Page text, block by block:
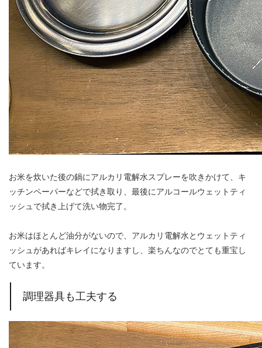
お米を炊いた後の鍋にアルカリ電解水スプレーを吹きかけて、キ
ッチンペーパーなどで拭き取り、最後にアルコールウェットティ
ッシュで拭き上げて洗い物完了。
お米はほとんど油分がないので、アルカリ電解水とウェットティ
ッシュがあればキレイになりますし、楽ちんなのでとても重宝し
ています。
調理器具も工夫する